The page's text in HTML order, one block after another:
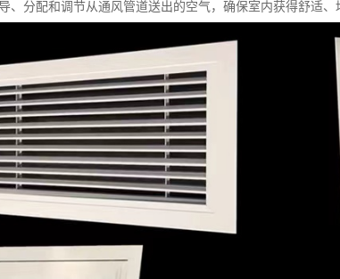
、分配和调节从通风管道送出的空气，确保室内获得舒适、